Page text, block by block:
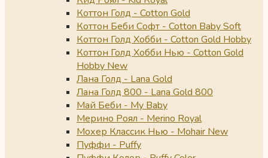
Коттон Голд - Cotton Gold
Коттон Беби Софт - Cotton Baby Soft
Коттон Голд Хобби - Cotton Gold Hobby
Коттон Голд Хобби Нью - Cotton Gold
Hobby New
Лана Голд - Lana Gold
Лана Голд 800 - Lana Gold 800
Май Беби - My Baby
Мерино Роял - Merino Royal
Мохер Классик Нью - Mohair New
Пуффи - Puffy